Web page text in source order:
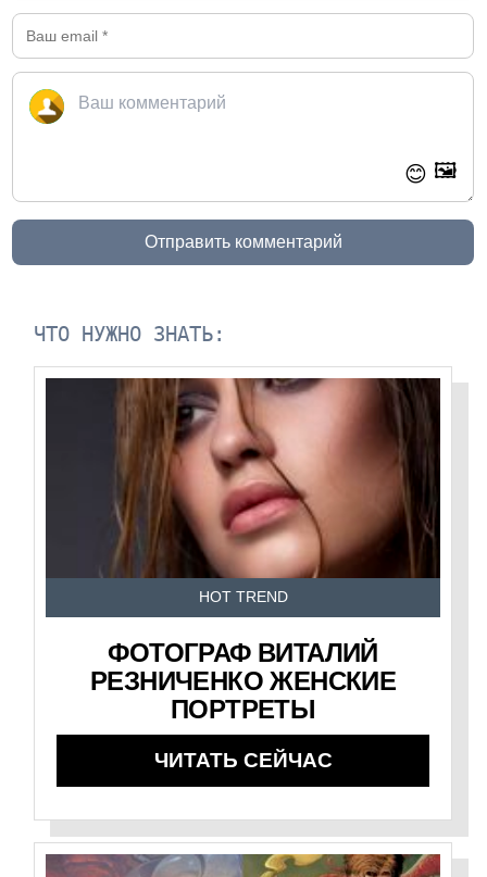
😊 🖼️
Отправить комментарий
ЧТО НУЖНО ЗНАТЬ:
HOT TREND
ФОТОГРАФ ВИТАЛИЙ
РЕЗНИЧЕНКО ЖЕНСКИЕ
ПОРТРЕТЫ
ЧИТАТЬ СЕЙЧАС